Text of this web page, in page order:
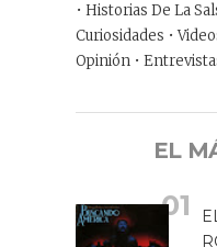
• Historias De La
Curiosidades •
Opinión •
EL